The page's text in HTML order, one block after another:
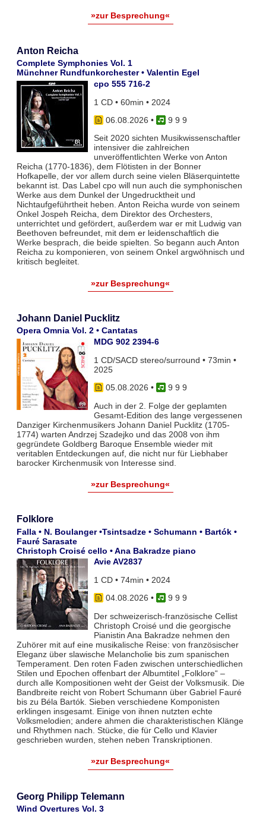
»zur Besprechung«
Anton Reicha
Complete Symphonies Vol. 1
Münchner Rundfunkorchester • Valentin Egel
cpo 555 716-2
1 CD • 60min • 2024
06.08.2026 •
9 9 9
Seit 2020 sichten Musikwissenschaftler
intensiver die zahlreichen
unveröffentlichten Werke von Anton
Reicha (1770-1836), dem Flötisten in der Bonner
Hofkapelle, der vor allem durch seine vielen Bläserquintette
bekannt ist. Das Label cpo will nun auch die symphonischen
Werke aus dem Dunkel der Ungedrucktheit und
Nichtaufgeführtheit heben. Anton Reicha wurde von seinem
Onkel Jospeh Reicha, dem Direktor des Orchesters,
unterrichtet und gefördert, außerdem war er mit Ludwig van
Beethoven befreundet, mit dem er leidenschaftlich die
Werke besprach, die beide spielten. So begann auch Anton
Reicha zu komponieren, von seinem Onkel argwöhnisch und
kritisch begleitet.
»zur Besprechung«
Johann Daniel Pucklitz
Opera Omnia Vol. 2 • Cantatas
MDG 902 2394-6
1 CD/SACD stereo/surround • 73min •
2025
05.08.2026 •
9 9 9
Auch in der 2. Folge der geplamten
Gesamt-Edition des lange vergessenen
Danziger Kirchenmusikers Johann Daniel Pucklitz (1705-
1774) warten Andrzej Szadejko und das 2008 von ihm
gegründete Goldberg Baroque Ensemble wieder mit
veritablen Entdeckungen auf, die nicht nur für Liebhaber
barocker Kirchenmusik von Interesse sind.
»zur Besprechung«
Folklore
Falla • N. Boulanger •Tsintsadze • Schumann • Bartók •
Fauré Sarasate
Christoph Croisé cello • Ana Bakradze piano
Avie AV2837
1 CD • 74min • 2024
04.08.2026 •
9 9 9
Der schweizerisch-französische Cellist
Christoph Croisé und die georgische
Pianistin Ana Bakradze nehmen den
Zuhörer mit auf eine musikalische Reise: von französischer
Eleganz über slawische Melancholie bis zum spanischen
Temperament. Den roten Faden zwischen unterschiedlichen
Stilen und Epochen offenbart der Albumtitel „Folklore“ –
durch alle Kompositionen weht der Geist der Volksmusik. Die
Bandbreite reicht von Robert Schumann über Gabriel Fauré
bis zu Béla Bartók. Sieben verschiedene Komponisten
erklingen insgesamt. Einige von ihnen nutzten echte
Volksmelodien; andere ahmen die charakteristischen Klänge
und Rhythmen nach. Stücke, die für Cello und Klavier
geschrieben wurden, stehen neben Transkriptionen.
»zur Besprechung«
Georg Philipp Telemann
Wind Overtures Vol. 3